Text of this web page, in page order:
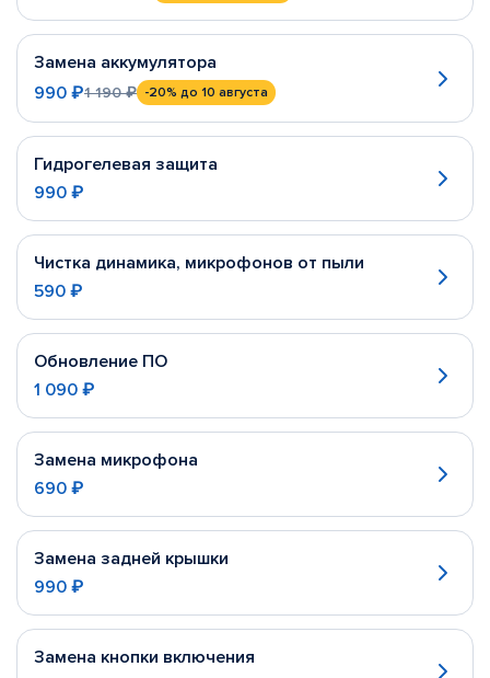
Замена аккумулятора
990 ₽1 190 ₽ -20% до 10 августа
Гидрогелевая защита
990 ₽
Чистка динамика, микрофонов от пыли
590 ₽
Обновление ПО
1 090 ₽
Замена микрофона
690 ₽
Замена задней крышки
990 ₽
Замена кнопки включения